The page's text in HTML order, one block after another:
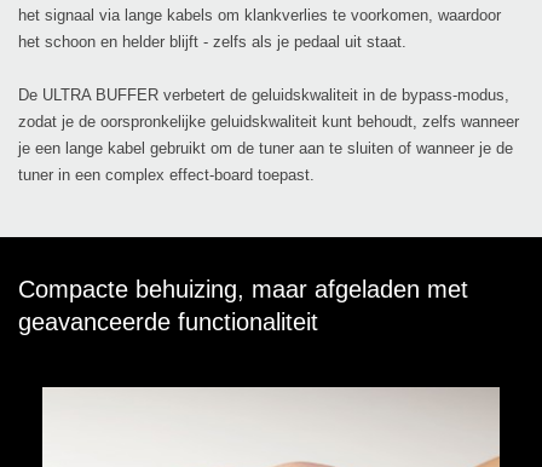
het signaal via lange kabels om klankverlies te voorkomen, waardoor
het schoon en helder blijft - zelfs als je pedaal uit staat.
De ULTRA BUFFER verbetert de geluidskwaliteit in de bypass-modus,
zodat je de oorspronkelijke geluidskwaliteit kunt behoudt, zelfs wanneer
je een lange kabel gebruikt om de tuner aan te sluiten of wanneer je de
tuner in een complex effect-board toepast.
Compacte behuizing, maar afgeladen met
geavanceerde functionaliteit